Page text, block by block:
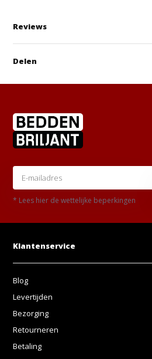
Reviews
Delen
* Lees hier de wettelijke beperkingen
Klantenservice
Blog
Levertijden
Bezorging
Retourneren
Betaling